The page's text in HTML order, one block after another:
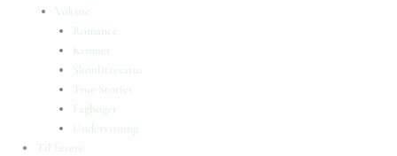
Voksne
Romance
Krimier
Skønlitteratur
True Stories
Fagbøger
Undervisning
Til lærere